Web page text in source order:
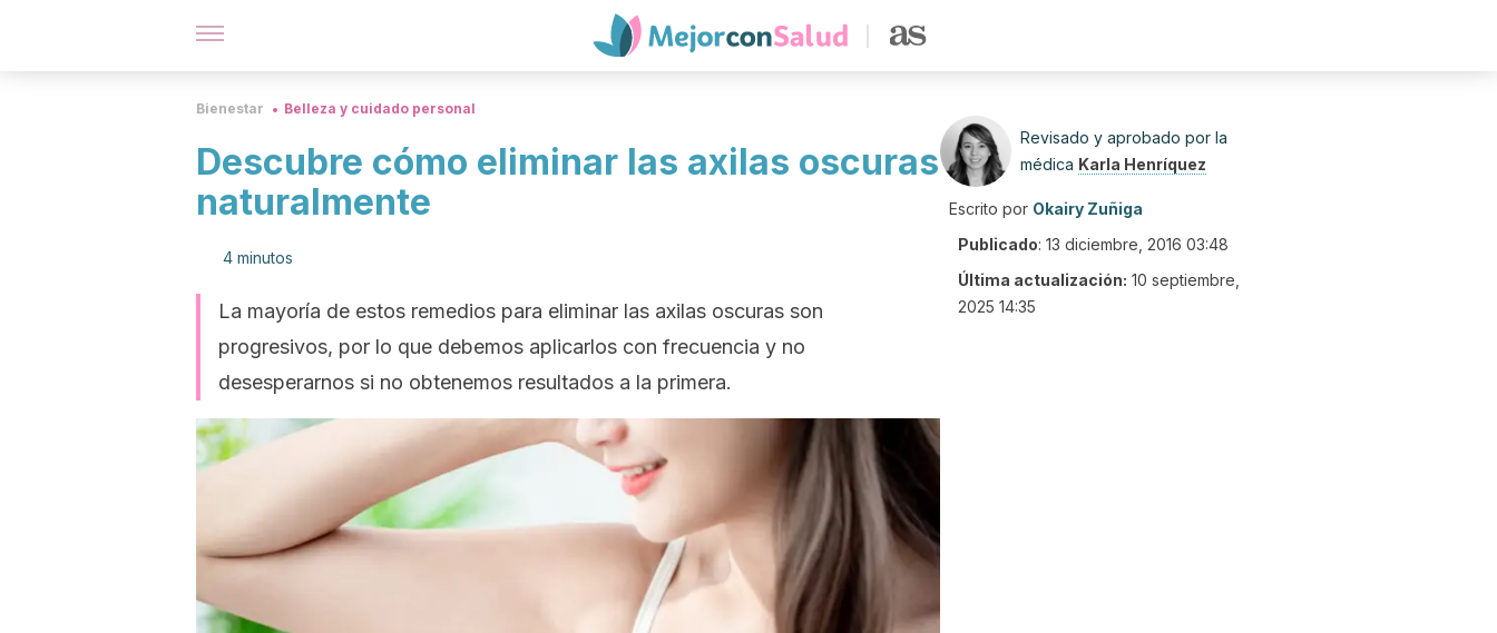
Bienestar Belleza y cuidado personal
Descubre cómo eliminar las axilas oscuras
naturalmente
4 minutos
La mayoría de estos remedios para eliminar las axilas oscuras son
progresivos, por lo que debemos aplicarlos con frecuencia y no
desesperarnos si no obtenemos resultados a la primera.
Revisado y aprobado por la
médica Karla Henríquez
Escrito por Okairy Zuñiga
Publicado: 13 diciembre, 2016 03:48
Última actualización: 10 septiembre,
2025 14:35